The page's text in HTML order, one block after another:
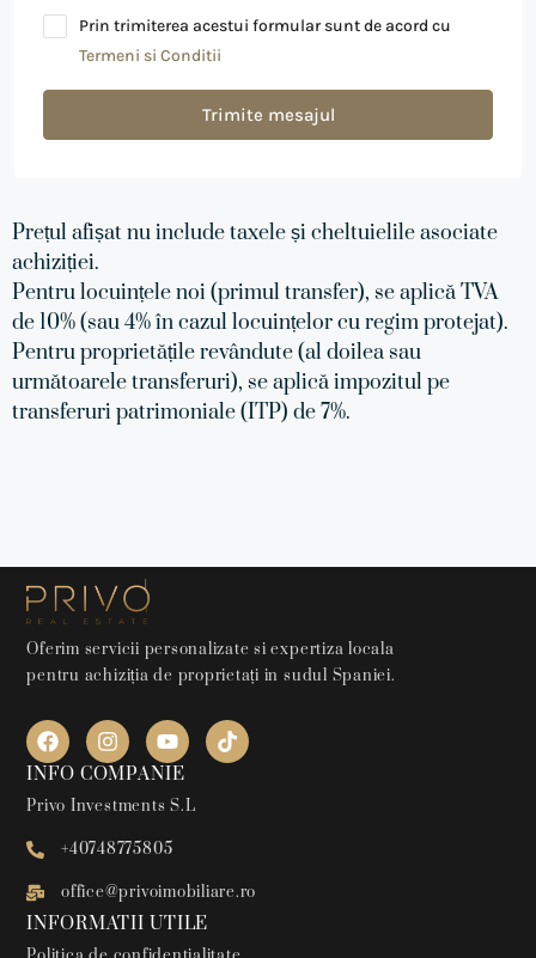
Prin trimiterea acestui formular sunt de acord cu
Termeni si Conditii
Trimite mesajul
Prețul afișat nu include taxele și cheltuielile asociate
achiziției.
Pentru locuințele noi (primul transfer), se aplică TVA
de 10% (sau 4% în cazul locuințelor cu regim protejat).
Pentru proprietățile revândute (al doilea sau
următoarele transferuri), se aplică impozitul pe
transferuri patrimoniale (ITP) de 7%.
Oferim servicii personalizate si expertiza locala
pentru achiziția de proprietați in sudul Spaniei.
INFO COMPANIE
Privo Investments S.L
+40748775805
office@privoimobiliare.ro
INFORMATII UTILE